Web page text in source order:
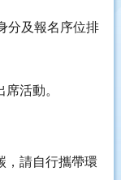
分及報名序位排
活動。
，請自行攜帶環